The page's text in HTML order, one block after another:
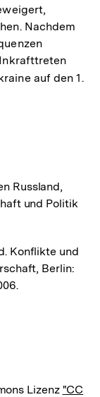
Nachdem
auf den 1.
Russland,
und Politik
Konflikte und
Berlin:
Lizenz "CC